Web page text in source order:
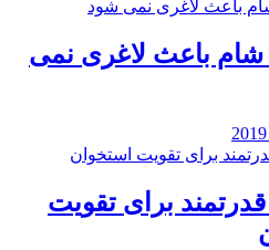
شام باعث لاغری نمی
قدرتمند برای تقویت